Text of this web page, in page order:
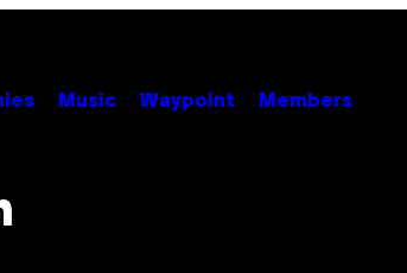
Music Waypoint Members